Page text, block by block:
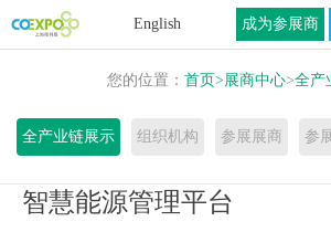
English 成为参展商
首
于
展
您的位置： 首页>展商中心>全产
全产业链展示 组织机构 参展展商 参
智慧能源管理平台